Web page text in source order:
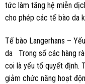
tức làm tăng hệ miễn
cho phép các tế bào da
Tế bào Langerhans –
da Trong số các hàng
coi là yếu tố quyết định.
giảm chức năng hoạt